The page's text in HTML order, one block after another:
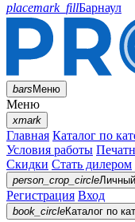
placemark_fillБарнаул
barsМеню
Меню
xmark
Главная Каталог по
Условия работы
Скидки Стать дилером
person_crop_circle
Регистрация Вход
book_circleКаталог по